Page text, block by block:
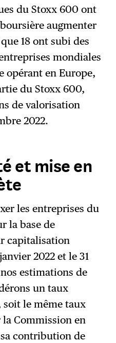
du Stoxx 600 ont
augmenter
18 ont subi des
mondiales
opérant en Europe,
du Stoxx 600,
de valorisation
2022.
et mise en
les entreprises du
la base de
capitalisation
2022 et le 31
estimations de
un taux
soit le même taux
Commission en
contribution de